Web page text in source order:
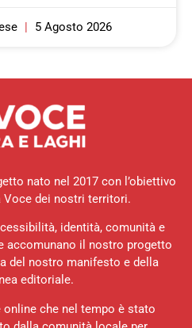
5 Agosto 2026
nato nel 2017 con l’obiettivo
Voce dei nostri territori.
identità, comunità e
accomunano il nostro progetto
del nostro manifesto e della
editoriale.
online che nel tempo è stato